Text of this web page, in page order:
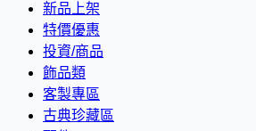
新品上架
特價優惠
投資/商品
飾品類
客製專區
古典珍藏區